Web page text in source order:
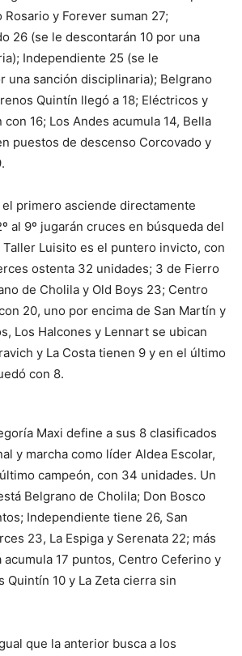
Rosario y Forever suman 27;
26 (se le descontarán 10 por una
Independiente 25 (se le
una sanción disciplinaria); Belgrano
Quintín llegó a 18; Eléctricos y
16; Los Andes acumula 14, Bella
puestos de descenso Corcovado y
el primero asciende directamente
al 9º jugarán cruces en búsqueda del
Luisito es el puntero invicto, con
ostenta 32 unidades; 3 de Fierro
de Cholila y Old Boys 23; Centro
20, uno por encima de San Martín y
Los Halcones y Lennart se ubican
y La Costa tienen 9 y en el último
con 8.
Maxi define a sus 8 clasificados
y marcha como líder Aldea Escolar,
campeón, con 34 unidades. Un
Belgrano de Cholila; Don Bosco
Independiente tiene 26, San
23, La Espiga y Serenata 22; más
acumula 17 puntos, Centro Ceferino y
Quintín 10 y La Zeta cierra sin
que la anterior busca a los